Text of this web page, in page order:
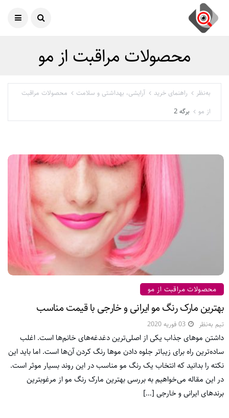
محصولات مراقبت از مو
به‌نظر راهنمای خرید آرایشی، بهداشتی و سلامت
محصولات مراقبت
از مو
برگه 2
محصولات مراقبت از مو
بهترین مارک رنگ مو ایرانی و خارجی با قیمت مناسب
تیم به‌نظر 03 فوریه 2020
داشتن موهای جذاب یکی از اصلی‌ترین دغدغه‌های خانم‌ها است. اغلب
ساده‌ترین راه برای زیباتر جلوه دادن موها رنگ کردن آن‌ها است. اما باید این
نکته را بدانید که انتخاب یک رنگ مو مناسب در این روند بسیار موثر است.
در این مقاله می‌خواهیم به بررسی بهترین مارک رنگ مو از مرغوبترین
برندهای ایرانی و خارجی […]